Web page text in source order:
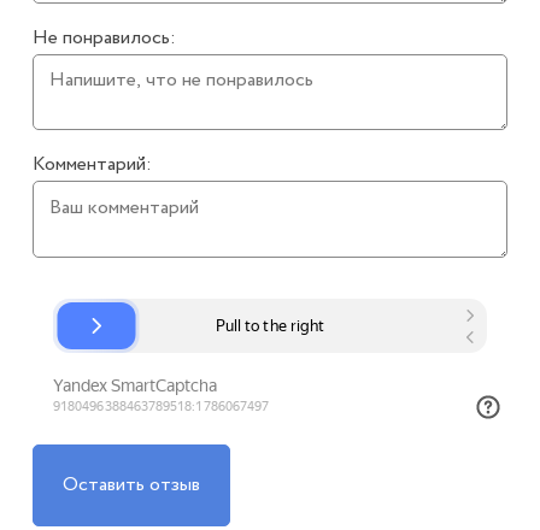
Не понравилось:
Комментарий:
Оставить отзыв